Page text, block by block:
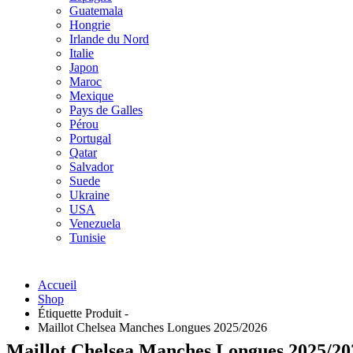
Guatemala
Hongrie
Irlande du Nord
Italie
Japon
Maroc
Mexique
Pays de Galles
Pérou
Portugal
Qatar
Salvador
Suede
Ukraine
USA
Venezuela
Tunisie
Accueil
Shop
Étiquette Produit -
Maillot Chelsea Manches Longues 2025/2026